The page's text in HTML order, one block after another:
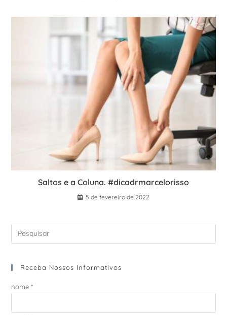
Saltos e a Coluna. #dicadrmarcelorisso
5 de fevereiro de 2022
Receba Nossos Informativos
nome *